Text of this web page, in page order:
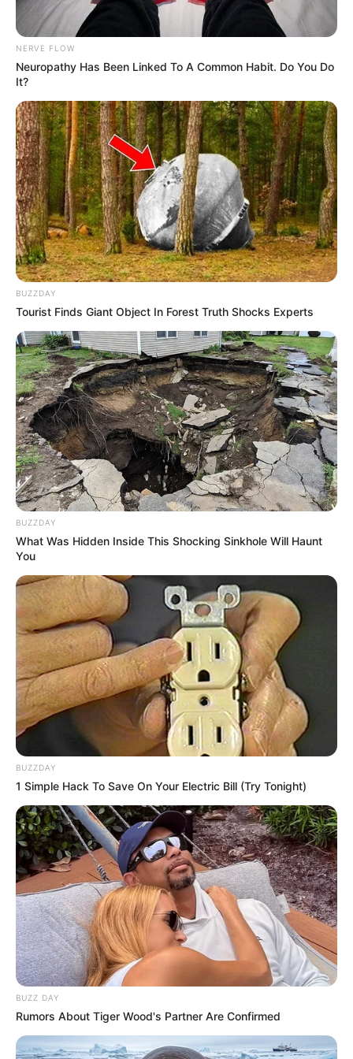
Tem bico fino – formato ideal para colar
pequenas peças.
Desvantagens
ambiente ventilado e evitada por pessoas
alérgicas.
Seca rápido; deve ser tampada
imediatamente após o uso.
O frasco é pequeno e não rende muito,
principalmente quando utilizada para fazer
muitas peças ou trabalhos muito grandes.
Como seca rápido, não permite o
reposicionamento das peças.
O custo é elevado.
8. Cola para tecido
Fonte:
A cola pano pode ser usada para fazer artesanato
e para marcar costuras e bainhas.
É especialmente indicada para fazerdecoupage
em tecido
Vantagens
Vem pronta para uso, não necessita
preparação ou diluição.
A aplicação é simples, pode ser feita com um
pincel ou com o bico aplicador.
Pode substituir a costura em trabalhos mais
NERVE FLOW
Neuropathy Has Been Linked To A Common Habit. Do You Do
It?
BUZZDAY
Tourist Finds Giant Object In Forest Truth Shocks Experts
BUZZDAY
What Was Hidden Inside This Shocking Sinkhole Will Haunt
You
BUZZDAY
1 Simple Hack To Save On Your Electric Bill (Try Tonight)
BUZZ DAY
Rumors About Tiger Wood's Partner Are Confirmed